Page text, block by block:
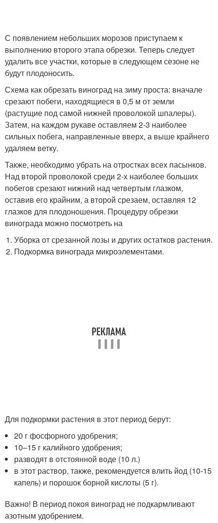
С появлением небольших морозов приступаем к
выполнению второго этапа обрезки. Теперь следует
удалить все участки, которые в следующем сезоне не
будут плодоносить.
Схема как обрезать виноград на зиму проста: вначале
срезают побеги, находящиеся в 0,5 м от земли
(растущие под самой нижней проволокой шпалеры).
Затем, на каждом рукаве оставляем 2-3 наиболее
сильных побега, направленные вверх, а выше крайнего
удаляем ветку.
Также, необходимо убрать на отростках всех пасынков.
Над второй проволокой среди 2-х наиболее больших
побегов срезают нижний над четвертым глазком,
оставив его крайним, а второй срезаем, оставляя 12
глазков для плодоношения. Процедуру обрезки
винограда можно посмотреть на
Уборка от срезанной лозы и других остатков растения.
Подкормка винограда микроэлементами.
Для подкормки растения в этот период берут:
20 г фосфорного удобрения;
10–15 г калийного удобрения;
разводят в отстоянной воде (10 л.)
в этот раствор, также, рекомендуется влить йод (10-15
капель) и порошок борной кислоты (5 г).
Важно! В период покоя виноград не подкармливают
азотным удобрением.